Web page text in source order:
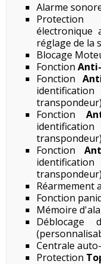
Alarme
Protection
électronique
réglage de la
Blocage
Fonction
Fonction
Fonction
Fonction
Réarmement
Fonction
Mémoire
Centrale
Protection